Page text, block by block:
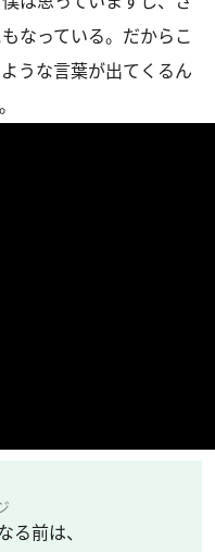
なっている。だからこ
うな言葉が出てくるん
る前は、